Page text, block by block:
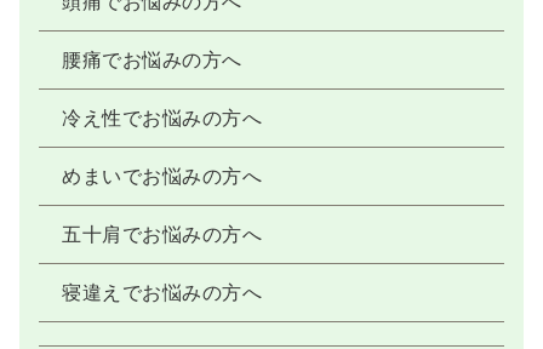
腰痛でお悩みの方へ
冷え性でお悩みの方へ
めまいでお悩みの方へ
五十肩でお悩みの方へ
寝違えでお悩みの方へ